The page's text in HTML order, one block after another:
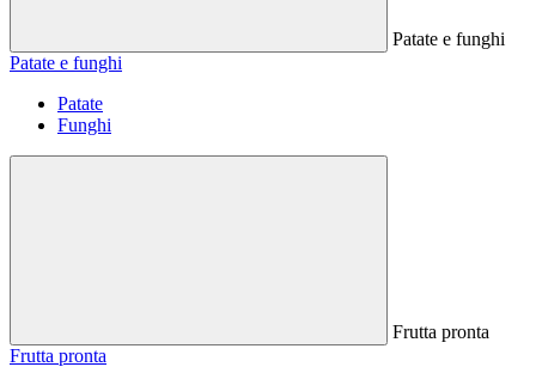
Patate e funghi
Patate e funghi
Patate
Funghi
Frutta pronta
Frutta pronta